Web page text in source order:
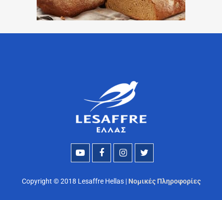
Copyright © 2018 Lesaffre Hellas | Νομικές Πληροφορίες